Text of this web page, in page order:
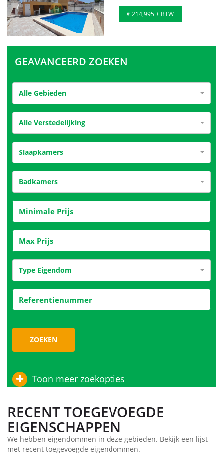
€ 214,995 + BTW
GEAVANCEERD ZOEKEN
Alle Gebieden
Alle Verstedelijking
Slaapkamers
Badkamers
Type Eigendom
ZOEKEN
Toon meer zoekopties
RECENT TOEGEVOEGDE
EIGENSCHAPPEN
We hebben eigendommen in deze gebieden. Bekijk een lijst
met recent toegevoegde eigendommen.